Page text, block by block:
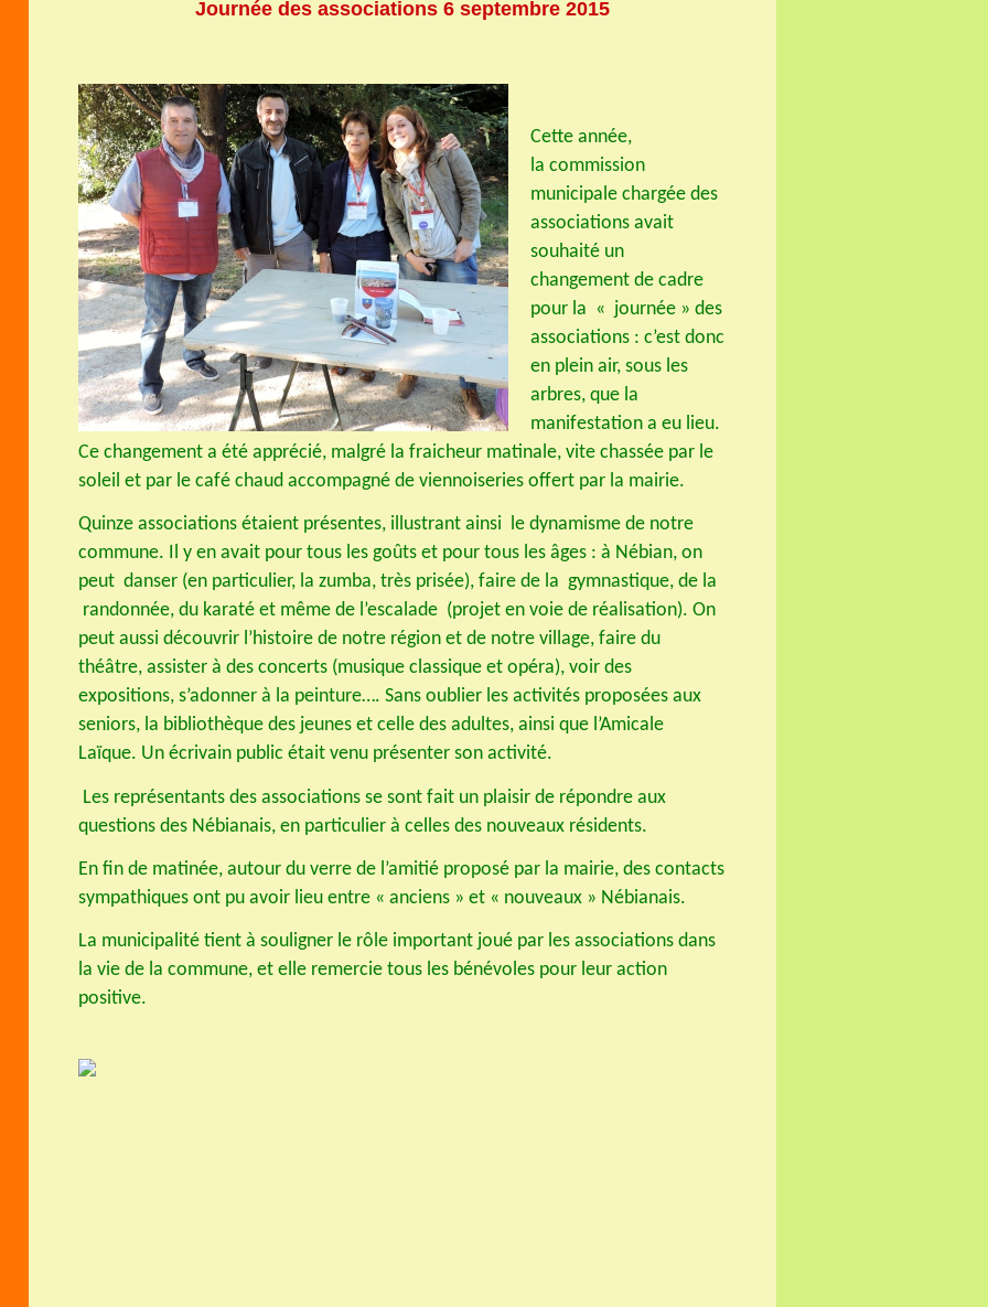
Journée des associations 6 septembre 2015
Cette année,
la commission
municipale chargée des
associations avait
souhaité un
changement de cadre
pour la « journée » des
associations : c’est donc
en plein air, sous les
arbres, que la
manifestation a eu lieu.
Ce changement a été apprécié, malgré la fraicheur matinale, vite chassée par le
soleil et par le café chaud accompagné de viennoiseries offert par la mairie.
Quinze associations étaient présentes, illustrant ainsi le dynamisme de notre
commune. Il y en avait pour tous les goûts et pour tous les âges : à Nébian, on
peut danser (en particulier, la zumba, très prisée), faire de la gymnastique, de la
randonnée, du karaté et même de l’escalade (projet en voie de réalisation). On
peut aussi découvrir l’histoire de notre région et de notre village, faire du
théâtre, assister à des concerts (musique classique et opéra), voir des
expositions, s’adonner à la peinture…. Sans oublier les activités proposées aux
seniors, la bibliothèque des jeunes et celle des adultes, ainsi que l’Amicale
Laïque. Un écrivain public était venu présenter son activité.
Les représentants des associations se sont fait un plaisir de répondre aux
questions des Nébianais, en particulier à celles des nouveaux résidents.
En fin de matinée, autour du verre de l’amitié proposé par la mairie, des contacts
sympathiques ont pu avoir lieu entre « anciens » et « nouveaux » Nébianais.
La municipalité tient à souligner le rôle important joué par les associations dans
la vie de la commune, et elle remercie tous les bénévoles pour leur action
positive.